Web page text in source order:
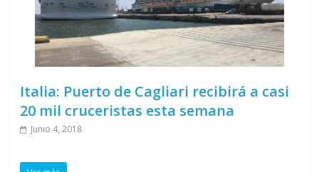
Italia: Puerto de Cagliari recibirá a casi
20 mil cruceristas esta semana
Junio 4, 2018